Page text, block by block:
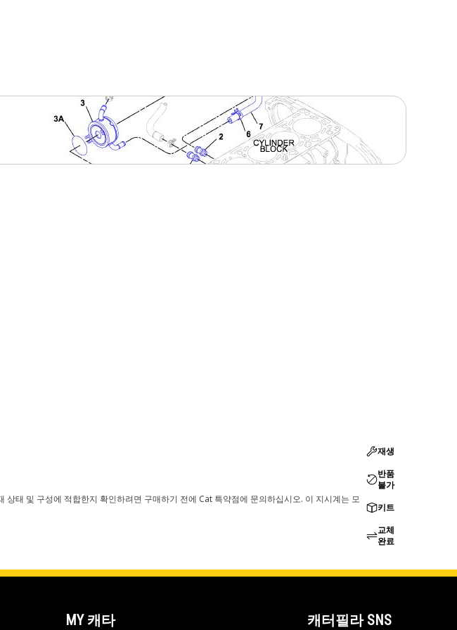
태 및 구성에 적합한지 확인하려면 구매하기 전에 Cat 특약점에 문의하십시오. 이 지시계는 모
재생
반품
불가
키트
교체
완료
MY 캐타 캐터필라 SNS